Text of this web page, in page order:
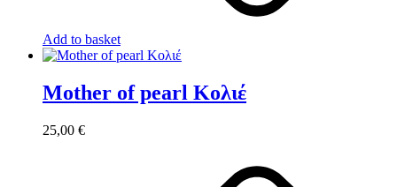
Add to basket
Mother of pearl Κολιέ
25,00 €